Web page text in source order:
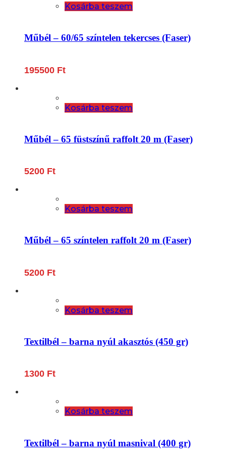
Kosárba teszem
Műbél – 60/65 színtelen tekercses (Faser)
195500 Ft
Kosárba teszem
Műbél – 65 füstszínű raffolt 20 m (Faser)
5200 Ft
Kosárba teszem
Műbél – 65 színtelen raffolt 20 m (Faser)
5200 Ft
Kosárba teszem
Textilbél – barna nyúl akasztós (450 gr)
1300 Ft
Kosárba teszem
Textilbél – barna nyúl masnival (400 gr)